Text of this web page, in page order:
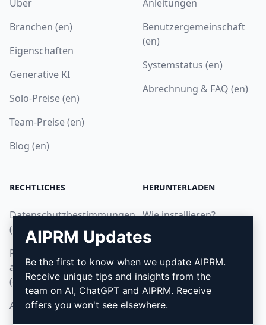
Über
Branchen (en)
Eigenschaften
Generative KI
Solo-Preise (en)
Team-Preise (en)
Blog (en)
Anleitungen
Benutzergemeinschaft
(en)
Systemstatus (en)
Abrechnung & FAQ (en)
RECHTLICHES
Datenschutzbestimmungen
(en)
Richtlinien zur
akzeptablen Nutzung
(en)
AGB (en)
HERUNTERLADEN
Wie installieren?
Google Chrome
Microsoft Edge
AIPRM Updates
Be the first to know when we update AIPRM.
Receive unique tips and insights from the
team on AI, ChatGPT and AIPRM. Receive
offers you won't see elsewhere.